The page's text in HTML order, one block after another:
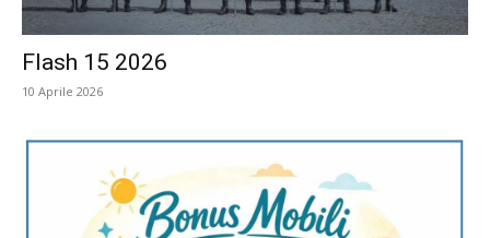
Flash 15 2026
10 Aprile 2026